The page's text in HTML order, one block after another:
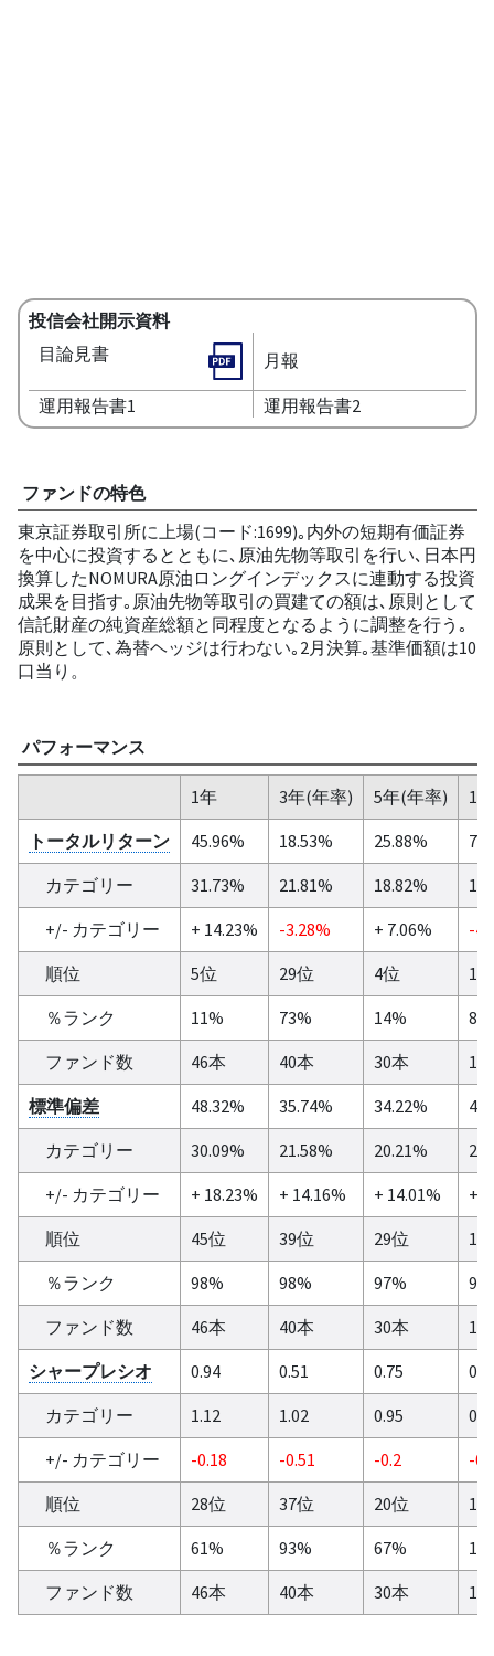
投信会社開示資料
目論見書
月報
運用報告書1 運用報告書2
ファンドの特色
東京証券取引所に上場(コード:1699)｡内外の短期有価証券
を中心に投資するとともに､原油先物等取引を行い､日本円
換算したNOMURA原油ロングインデックスに連動する投資
成果を目指す｡原油先物等取引の買建ての額は､原則として
信託財産の純資産総額と同程度となるように調整を行う｡
原則として､為替ヘッジは行わない｡2月決算｡基準価額は10
口当り。
パフォーマンス
1年 3年(年率) 5年(年率)
10
トータルリターン
45.96% 18.53% 25.88%
カテゴリー
31.73% 21.81% 18.82%
+/- カテゴリー
+ 14.23% -3.28% + 7.06%
-
順位
5位 29位 4位
15
％ランク
11% 73% 14%
ファンド数
46本 40本 30本
17
標準偏差
48.32% 35.74% 34.22%
カテゴリー
30.09% 21.58% 20.21%
+/- カテゴリー
+ 18.23% + 14.16% + 14.01%
+
順位
45位 39位 29位
16
％ランク
98% 98% 97%
ファンド数
46本 40本 30本
17
シャープレシオ
0.94 0.51 0.75
カテゴリー
1.12 1.02 0.95
+/- カテゴリー
-0.18 -0.51 -0.2
-
順位
28位 37位 20位
17
％ランク
61% 93% 67%
ファンド数
46本 40本 30本 17